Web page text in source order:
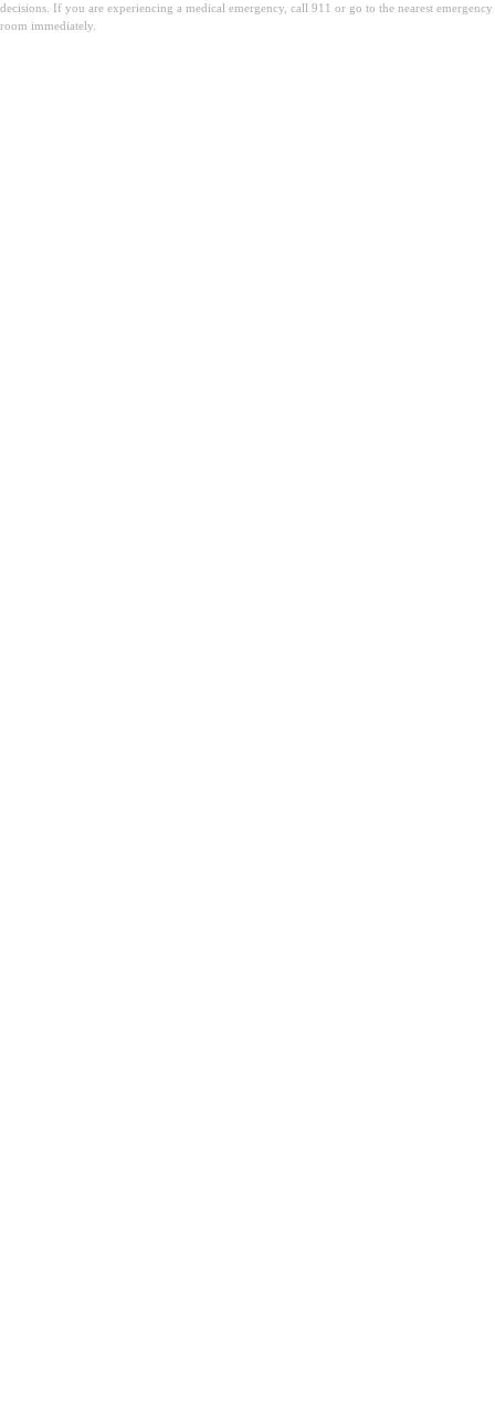
decisions. If you are experiencing a medical emergency, call 911 or go to the nearest emergency
room immediately.